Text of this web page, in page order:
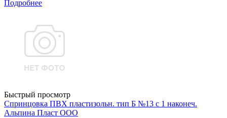
Подробнее
Быстрый просмотр
Спринцовка ПВХ пластизольн. тип Б №13 с 1 наконеч.
Альпина Пласт ООО